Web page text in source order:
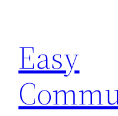
contenu
Easy